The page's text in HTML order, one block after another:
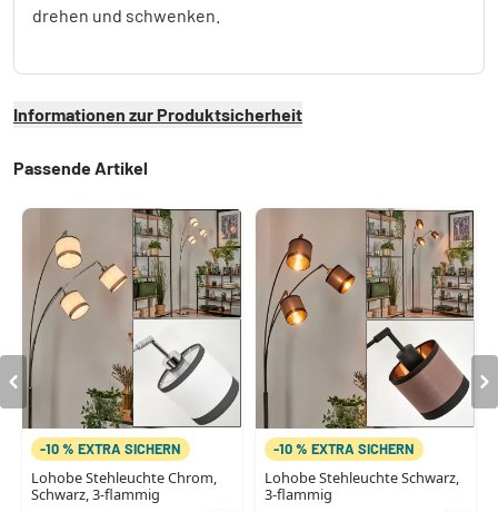
drehen und schwenken.
Informationen zur Produktsicherheit
Passende Artikel
-10 % EXTRA SICHERN
Lohobe Stehleuchte Chrom,
Schwarz, 3-flammig
-10 % EXTRA SICHERN
Lohobe Stehleuchte Schwarz,
3-flammig